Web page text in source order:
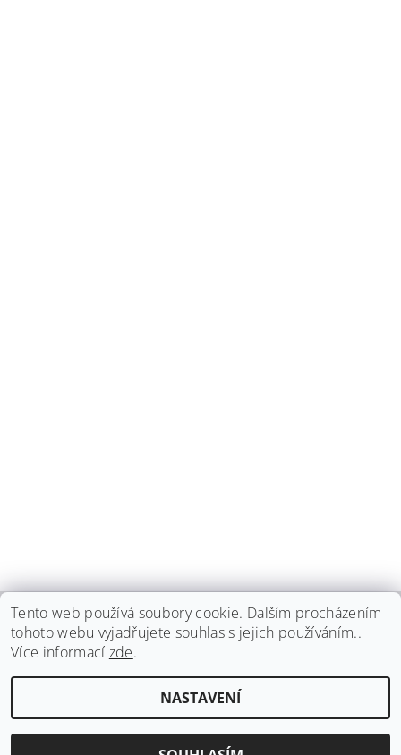
haspadent.cz
HASPA dent, spol. s r.o., všechna práva vyhrazena
cookies
Vytvořil Shoptet
Tento web používá soubory cookie. Dalším procházením
tohoto webu vyjadřujete souhlas s jejich používáním..
Více informací zde.
NASTAVENÍ